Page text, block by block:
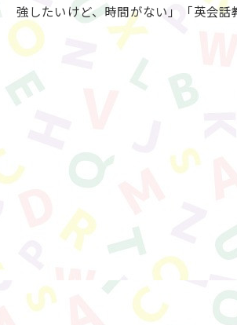
強したいけど、時間がない」「英会
お申し込みはこちらから